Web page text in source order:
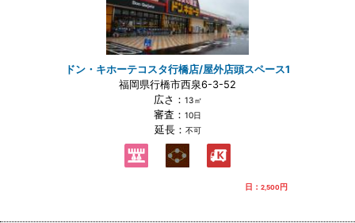
ドン・キホーテコスタ行橋店/屋外店頭スペース1
福岡県行橋市西泉6-3-52
広さ： 13㎡
審査： 10日
延長： 不可
日： 2,500円